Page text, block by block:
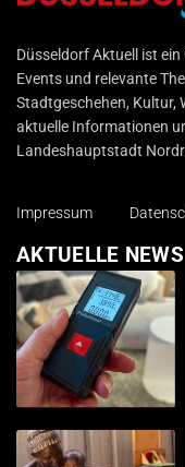
Düsseldorf Aktuell ist
Events und relevante
Stadtgeschehen, Kultur,
aktuelle Informationen
Landeshauptstadt
Impressum
AKTUELLE NEWS